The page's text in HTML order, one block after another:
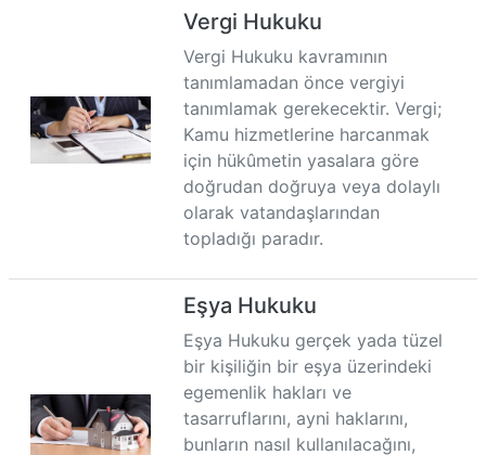
Vergi Hukuku
Vergi Hukuku kavramının
tanımlamadan önce vergiyi
tanımlamak gerekecektir. Vergi;
Kamu hizmetlerine harcanmak
için hükûmetin yasalara göre
doğrudan doğruya veya dolaylı
olarak vatandaşlarından
topladığı paradır.
Eşya Hukuku
Eşya Hukuku gerçek yada tüzel
bir kişiliğin bir eşya üzerindeki
egemenlik hakları ve
tasarruflarını, ayni haklarını,
bunların nasıl kullanılacağını,